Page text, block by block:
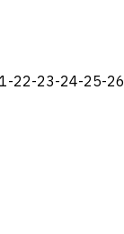
22-23-24-25-26